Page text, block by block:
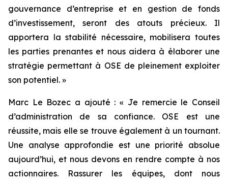
gouvernance d’entreprise et en gestion de fonds
d’investissement, seront des atouts précieux. Il
apportera la stabilité nécessaire, mobilisera toutes
les parties prenantes et nous aidera à élaborer une
stratégie permettant à OSE de pleinement exploiter
son potentiel. »
Marc Le Bozec a ajouté : « Je remercie le Conseil
d’administration de sa confiance. OSE est une
réussite, mais elle se trouve également à un tournant.
Une analyse approfondie est une priorité absolue
aujourd’hui, et nous devons en rendre compte à nos
actionnaires. Rassurer les équipes, dont nous